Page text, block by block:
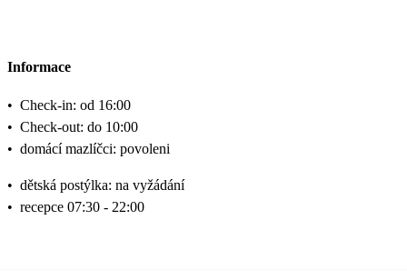
Informace
• Check-in: od 16:00
• Check-out: do 10:00
• domácí mazlíčci: povoleni
• dětská postýlka: na vyžádání
• recepce 07:30 - 22:00